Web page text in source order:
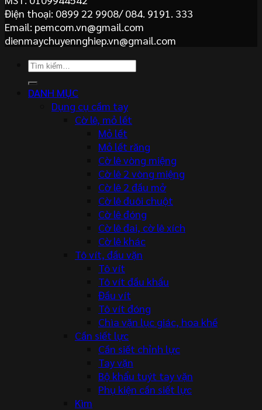
Điện thoại: 0899 22 9908/ 084. 9191. 333
Email: pemcom.vn@gmail.com
dienmaychuyennghiep.vn@gmail.com
Tìm
DANH MỤC
Dụng cụ cầm tay
Cờ lê, mỏ lết
Mỏ lết
Mỏ lết răng
Cờ lê vòng miệng
Cờ lê 2 vòng miệng
Cờ lê 2 đầu mở
Cờ lê đuôi chuột
Cờ lê đóng
Cờ lê đai, cờ lê xích
Cờ lê khác
Tô vít, đầu vặn
Tô vít
Tô vít đầu khẩu
Đầu vít
Tô vít đóng
Chìa vặn lục giác, hoa khế
Cần siết lực
Cần siết chỉnh lực
Tay vặn
Bộ khẩu tuýt tay vặn
Phụ kiện cần siết lực
Kìm